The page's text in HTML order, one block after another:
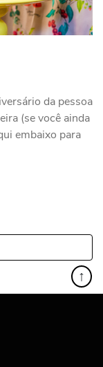
da pessoa
(se você ainda
embaixo para
↑